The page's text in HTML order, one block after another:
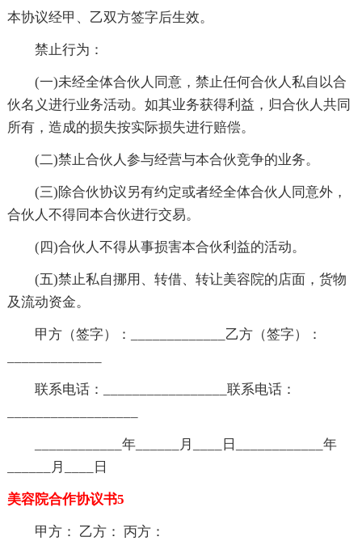
本协议经甲、乙双方签字后生效。
禁止行为：
(一)未经全体合伙人同意，禁止任何合伙人私自以合
伙名义进行业务活动。如其业务获得利益，归合伙人共同
所有，造成的损失按实际损失进行赔偿。
(二)禁止合伙人参与经营与本合伙竞争的业务。
(三)除合伙协议另有约定或者经全体合伙人同意外，
合伙人不得同本合伙进行交易。
(四)合伙人不得从事损害本合伙利益的活动。
(五)禁止私自挪用、转借、转让美容院的店面，货物
及流动资金。
甲方（签字）：_____________乙方（签字）：
联系电话：_________________联系电话：
____________年______月____日____________年
______月____日
美容院合作协议书5
甲方： 乙方： 丙方：